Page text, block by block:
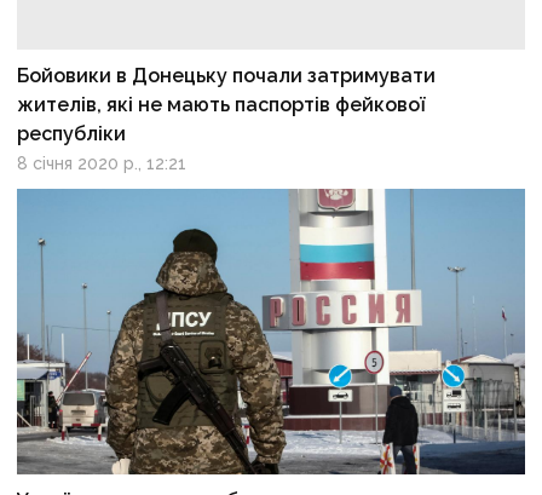
Бойовики в Донецьку почали затримувати
жителів, які не мають паспортів фейкової
республіки
8 січня 2020 р., 12:21